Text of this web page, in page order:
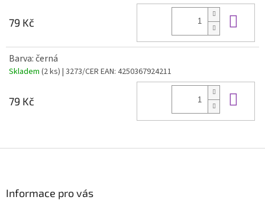
79 Kč
Barva: černá
Skladem (2 ks) | 3273/CER EAN: 4250367924211
79 Kč
Informace pro vás